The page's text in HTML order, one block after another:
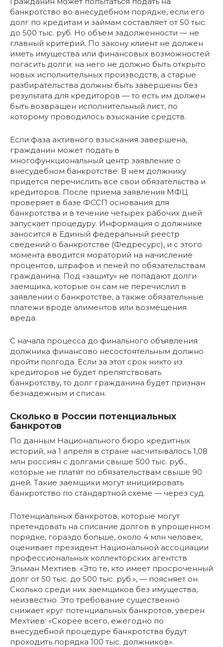
банкротство во внесудебном порядке, если его
долг по кредитам и займам составляет от 50 тыс.
до 500 тыс. руб. Но объем задолженности — не
главный критерий. По закону клиент не должен
иметь имущества или финансовых возможностей
погасить долги: на него не должно быть открыто
новых исполнительных производств, а старые
разбирательства должны быть завершены без
результата для кредиторов — то есть им должен
быть возвращен исполнительный лист, по
которому проводилось взыскание средств.
Если фаза активного взыскания завершена,
гражданин может подать в
многофункциональный центр заявление о
внесудебном банкротстве. В нем должнику
придется перечислить все свои обязательства и
кредиторов. После приема заявления МФЦ
проверяет в базе ФССП основания для
банкротства и в течение четырех рабочих дней
запускает процедуру. Информация о должнике
заносится в Единый федеральный реестр
сведений о банкротстве (Федресурс), и с этого
момента вводится мораторий на начисление
процентов, штрафов и пеней по обязательствам
гражданина. Под «защиту» не попадают долги
заемщика, которые он сам не перечислил в
заявлении о банкротстве, а также обязательные
платежи вроде алиментов или возмещения
вреда.
С начала процесса до финального объявления
должника финансово несостоятельным должно
пройти полгода. Если за этот срок никто из
кредиторов не будет препятствовать
банкротству, то долг гражданина будет признан
безнадежным и списан.
Сколько в России потенциальных
банкротов
По данным Национального бюро кредитных
историй, на 1 апреля в стране насчитывалось 1,08
млн россиян с долгами свыше 500 тыс. руб.,
которые не платят по обязательствам свыше 90
дней. Такие заемщики могут инициировать
банкротство по стандартной схеме — через суд.
Потенциальных банкротов, которые могут
претендовать на списание долгов в упрощенном
порядке, гораздо больше, около 4 млн человек,
оценивает президент Национальной ассоциации
профессиональных коллекторских агентств
Эльман Мехтиев. «Это те, кто имеет просроченный
долг от 50 тыс. до 500 тыс. руб.», — поясняет он.
Сколько среди них заемщиков без имущества,
неизвестно. Это требование существенно
снижает круг потенциальных банкротов, уверен
Мехтиев: «Скорее всего, ежегодно по
внесудебной процедуре банкротства будут
проходить порядка 100 тыс. должников».